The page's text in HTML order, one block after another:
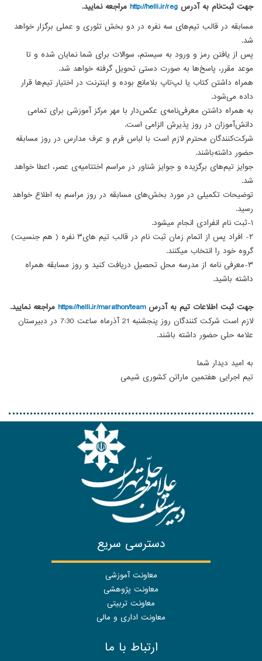
جهت ثبت‌نام به آدرس http://helli.ir/reg مراجعه نمایید.
مسابقه در قالب تیم‌های سه نفره در دو بخش تئوری و عملی برگزار خواهد
شد.
پس از یافتن رمز و ورود به سیستم، سوالات برای شما نمایان شده و تا
موعد مقرر، پاسخ‌ها به صورت دستی تحویل گرفته خواهد شد.
همراه داشتن کتاب یا لپ‌تاپ بلامانع بوده و اینترنت در اختیار تیم‌ها قرار
داده می‌شود.
به همراه داشتن معرفی‌نامه‌ی عکس‌دار با مهر مرکز آموزشی برای تمامی
دانش‌آموزان در روز پذیرش الزامی است.
شرکت‌کنندگان محترم لازم است با لباس فرم و عرف مدارس در روز مسابقه
حضور داشته‌باشند.
جوایز تیم‌های برگزیده و جوایز شناور در مراسم اختتامیه‌ی عصر، اعطا خواهد
شد.
توضیحات تکمیلی در مورد بخش‌های مسابقه در روز مراسم به اطلاع خواهد
رسید.
۱-ثبت نام انفرادی انجام میشود.
۲- افراد پس از اتمام زمان ثبت نام در قالب تیم های۳ نفره ( هم جنسیت)
گروه خود را انتخاب میکنند.
۳-معرفی نامه از مدرسه محل تحصیل دریافت کنید و روز مسابقه همراه
داشته باشید.
جهت ثبت‌ اطلاعات تیم به آدرسhttps://helli.ir/marathon/team مراجعه نمایید.
لازم است شرکت کنندگان روز پنجشنبه 21 آذرماه ساعت 7:30 در دبیرستان
علامه حلی حضور داشته باشند.
به امید دیدار شما
تیم اجرایی هفتمین ماراتن کشوری شیمی
دسترسی سریع
معاونت آموزشی
معاونت پژوهشی
معاونت تربیتی
معاونت اداری و مالی
ارتباط با ما